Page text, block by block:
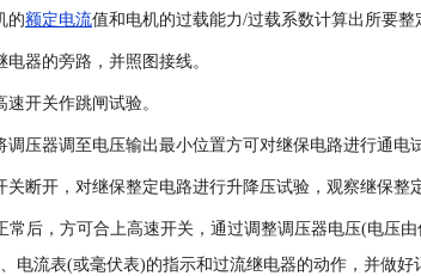
的额定电流值和电机的过载能力/过载系数计算出所要整
器的旁路，并照图接线。
开关作跳闸试验。
压器调至电压输出最小位置方可对继保电路进行通电
断开，对继保整定电路进行升降压试验，观察继保整
后，方可合上高速开关，通过调整调压器电压(电压
电流表(或毫伏表)的指示和过流继电器的动作，并做好